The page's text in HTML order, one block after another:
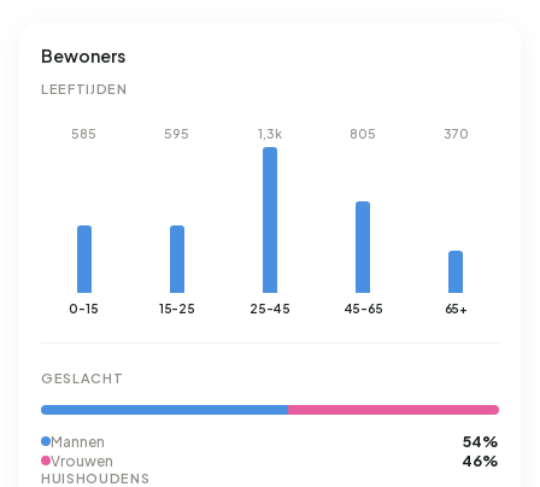
Bewoners
LEEFTIJDEN
585
0-15
595
15-25
1,3k
25-45
805
45-65
370
65+
GESLACHT
Mannen 54%
Vrouwen 46%
HUISHOUDENS